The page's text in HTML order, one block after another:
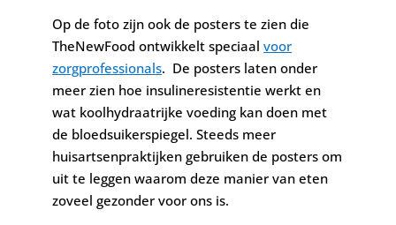
Op de foto zijn ook de posters te zien die
TheNewFood ontwikkelt speciaalvoor
zorgprofessionals. De posters laten onder
meer zien hoe insulineresistentie werkt en
wat koolhydraatrijke voeding kan doen met
de bloedsuikerspiegel. Steeds meer
huisartsenpraktijken gebruiken de posters om
uit te leggen waarom deze manier van eten
zoveel gezonder voor ons is.